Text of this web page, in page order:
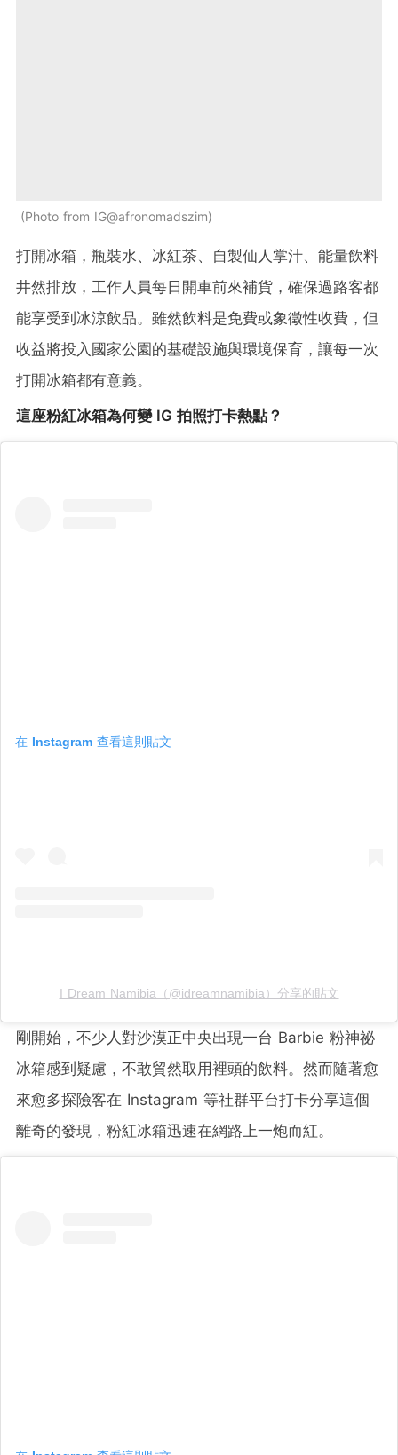
Photo from IG@afronomadszim
打開冰箱，瓶裝水、冰紅茶、自製仙人掌汁、能量飲料
井然排放，工作人員每日開車前來補貨，確保過路客都
能享受到冰涼飲品。雖然飲料是免費或象徵性收費，但
收益將投入國家公園的基礎設施與環境保育，讓每一次
打開冰箱都有意義。
這座粉紅冰箱為何變 IG 拍照打卡熱點？
在 Instagram 查看這則貼文
I Dream Namibia（@idreamnamibia）分享的貼文
剛開始，不少人對沙漠正中央出現一台 Barbie 粉神祕
冰箱感到疑慮，不敢貿然取用裡頭的飲料。然而隨著愈
來愈多探險客在 Instagram 等社群平台打卡分享這個
離奇的發現，粉紅冰箱迅速在網路上一炮而紅。